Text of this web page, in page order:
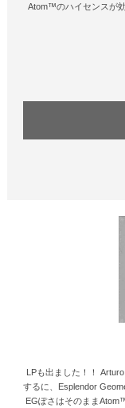
Atom™のハイセンスが
LPも出ました！！
するに、Esplendor
EGぽさはそのまま